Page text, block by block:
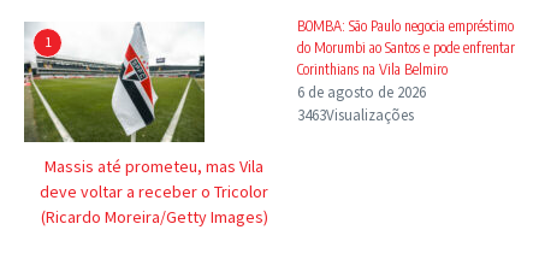
1
Massis até prometeu, mas Vila
deve voltar a receber o Tricolor
(Ricardo Moreira/Getty Images)
BOMBA: São Paulo negocia empréstimo
do Morumbi ao Santos e pode enfrentar
Corinthians na Vila Belmiro
6 de agosto de 2026
3463Visualizações